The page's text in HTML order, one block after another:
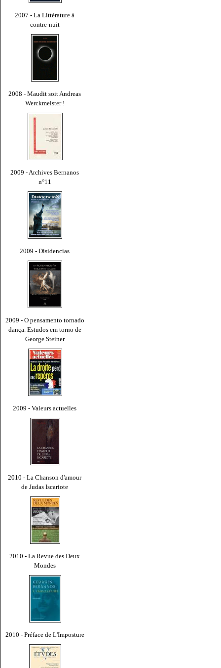
2007 - La Littérature à
contre-nuit
2008 - Maudit soit Andreas
Werckmeister !
2009 - Archives Bernanos
n°11
2009 - Disidencias
2009 - O pensamento tornado
dança. Estudos em torno de
George Steiner
2009 - Valeurs actuelles
2010 - La Chanson d'amour
de Judas Iscariote
2010 - La Revue des Deux
Mondes
2010 - Préface de L'Imposture